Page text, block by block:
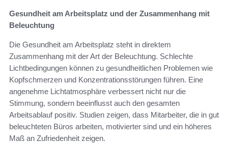
Gesundheit am Arbeitsplatz und der Zusammenhang mit
Beleuchtung
Die Gesundheit am Arbeitsplatz steht in direktem
Zusammenhang mit der Art der Beleuchtung. Schlechte
Lichtbedingungen können zu gesundheitlichen Problemen wie
Kopfschmerzen und Konzentrationsstörungen führen. Eine
angenehme Lichtatmosphäre verbessert nicht nur die
Stimmung, sondern beeinflusst auch den gesamten
Arbeitsablauf positiv. Studien zeigen, dass Mitarbeiter, die in gut
beleuchteten Büros arbeiten, motivierter sind und ein höheres
Maß an Zufriedenheit zeigen.